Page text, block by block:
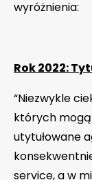
wyróżnienia:
Rok 2022:
“Niezwykle
których mogą
utytułowane
service, a w